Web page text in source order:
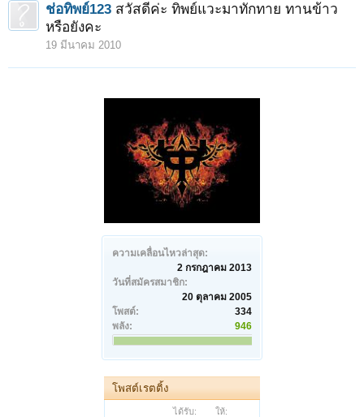
ความเคลื่อนไหวล่าสุด:
2 กรกฎาคม 2013
วันที่สมัครสมาชิก:
20 ตุลาคม 2005
โพสต์:
334
พลัง:
946
โพสต์เรตติ้ง
ได้รับ: ให้:
ช่อทิพย์123 สวัสดีค่ะ ทิพย์แวะมาทักทาย ทานข้าว
หรือยังคะ
19 มีนาคม 2010